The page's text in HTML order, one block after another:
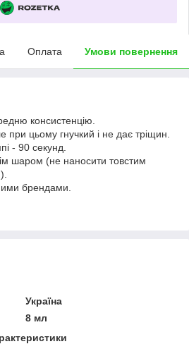
Оплата Умови повернення
консистенцію.
цьому гнучкий і не дає тріщин.
- 90 секунд.
шаром (не наносити товстим
брендами.
Україна
8 мл